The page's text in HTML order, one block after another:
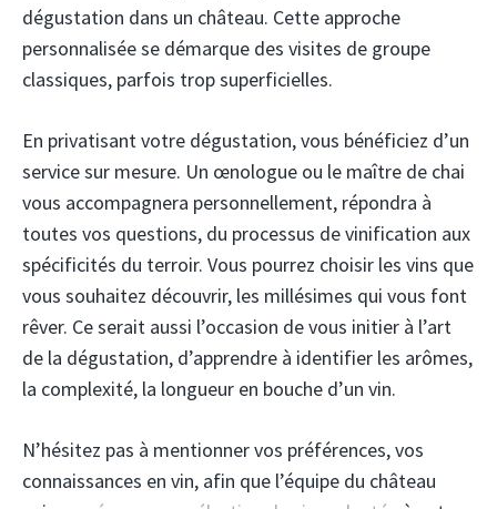
dégustation dans un château. Cette approche
personnalisée se démarque des visites de groupe
classiques, parfois trop superficielles.
En privatisant votre dégustation, vous bénéficiez d’un
service sur mesure. Un œnologue ou le maître de chai
vous accompagnera personnellement, répondra à
toutes vos questions, du processus de vinification aux
spécificités du terroir. Vous pourrez choisir les vins que
vous souhaitez découvrir, les millésimes qui vous font
rêver. Ce serait aussi l’occasion de vous initier à l’art
de la dégustation, d’apprendre à identifier les arômes,
la complexité, la longueur en bouche d’un vin.
N’hésitez pas à mentionner vos préférences, vos
connaissances en vin, afin que l’équipe du château